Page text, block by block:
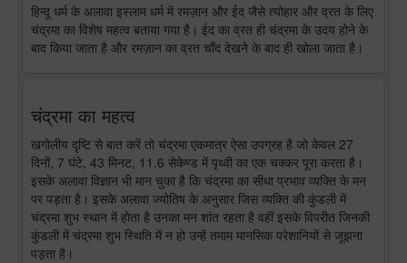
हिन्दू धर्म के अलावा इस्लाम धर्म में रमज़ान और ईद जैसे त्योहार और व्रत के लिए
चंद्रमा का विशेष महत्व बताया गया है। ईद का व्रत ही चंद्रमा के उदय होने के
बाद किया जाता है और रमज़ान का व्रत चाँद देखने के बाद ही खोला जाता है।
चंद्रमा का महत्व
खगोलीय दृष्टि से बात करें तो चंद्रमा एकमात्र ऐसा उपग्रह है जो केवल 27
दिनों, 7 घंटे, 43 मिनट, 11.6 सेकेण्ड में पृथ्वी का एक चक्कर पूरा करता है।
इसके अलावा विज्ञान भी मान चुका है कि चंद्रमा का सीधा प्रभाव व्यक्ति के मन
पर पड़ता है। इसके अलावा ज्योतिष के अनुसार जिस व्यक्ति की कुंडली में
चंद्रमा शुभ स्थान में होता है उनका मन शांत रहता है वहीं इसके विपरीत जिनकी
कुंडली में चंद्रमा शुभ स्थिति में न हो उन्हें तमाम मानसिक परेशानियों से जूझना
पड़ता है।